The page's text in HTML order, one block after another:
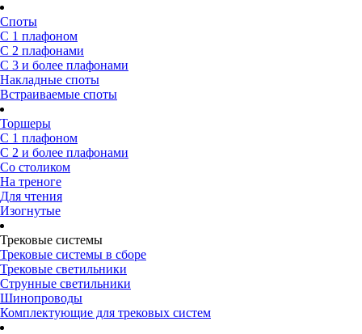
Споты
С 1 плафоном
С 2 плафонами
С 3 и более плафонами
Накладные споты
Встраиваемые споты
Торшеры
С 1 плафоном
С 2 и более плафонами
Со столиком
На треноге
Для чтения
Изогнутые
Трековые системы
Трековые системы в сборе
Трековые светильники
Струнные светильники
Шинопроводы
Комплектующие для трековых систем